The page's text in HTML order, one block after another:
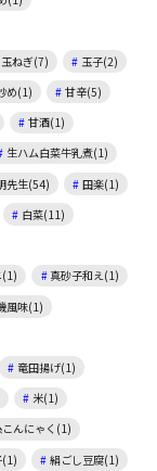
玉ねぎ(7)
玉子(2)
め(1)
甘辛(5)
甘酒(1)
生ハム白菜牛乳煮(1)
先生(54)
田楽(1)
白菜(11)
(1)
真砂子和え(1)
風味(1)
竜田揚げ(1)
米(1)
こんにゃく(1)
(1)
絹ごし豆腐(1)